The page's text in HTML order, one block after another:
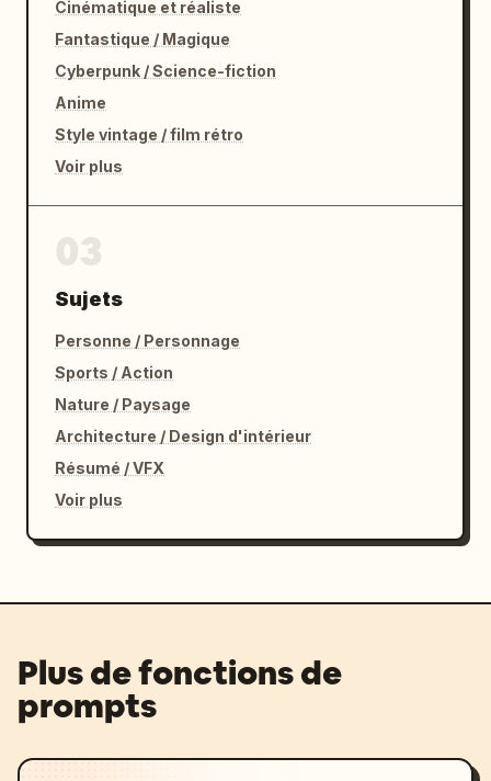
Cinématique et réaliste
Fantastique / Magique
Cyberpunk / Science-fiction
Anime
Style vintage / film rétro
Voir plus
Sujets
Personne / Personnage
Sports / Action
Nature / Paysage
Architecture / Design d'intérieur
Résumé / VFX
Voir plus
Plus de fonctions de
prompts